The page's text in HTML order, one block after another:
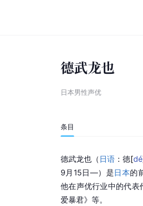
德武龙也
日本男性声优
条目
德武龙也（ 日语 ：徳[dé
9月15日—）是日本的
他在声优行业中的代表
爱暴君》等。